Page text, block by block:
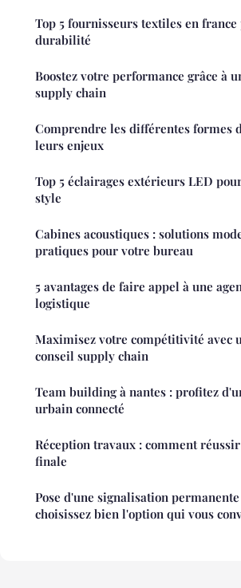
Top 5 fournisseurs textiles en
durabilité
Boostez votre performance grâce à
supply chain
Comprendre les différentes formes
leurs enjeux
Top 5 éclairages extérieurs LED
style
Cabines acoustiques : solutions
pratiques pour votre bureau
5 avantages de faire appel à une
logistique
Maximisez votre compétitivité avec
conseil supply chain
Team building à nantes : profitez
urbain connecté
Réception travaux : comment
finale
Pose d'une signalisation
choisissez bien l'option qui vous